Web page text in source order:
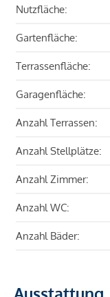
Nutzfläche:
Gartenfläche:
Terrassenfläche:
Garagenfläche:
Anzahl Terrassen:
Anzahl Stellplätze:
Anzahl Zimmer:
Anzahl WC:
Anzahl Bäder: